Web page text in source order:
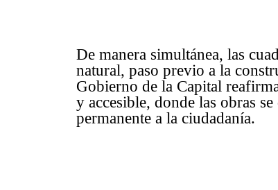
De manera simultánea, las
natural, paso previo a la
Gobierno de la Capital
y accesible, donde las obras
permanente a la ciudadanía.